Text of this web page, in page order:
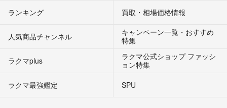
ランキング 買取・相場価格情報
人気商品チャンネル
キャンペーン一覧・おすすめ
特集
ラクマplus
ラクマ公式ショップ ファッシ
ョン特集
ラクマ最強鑑定
SPU